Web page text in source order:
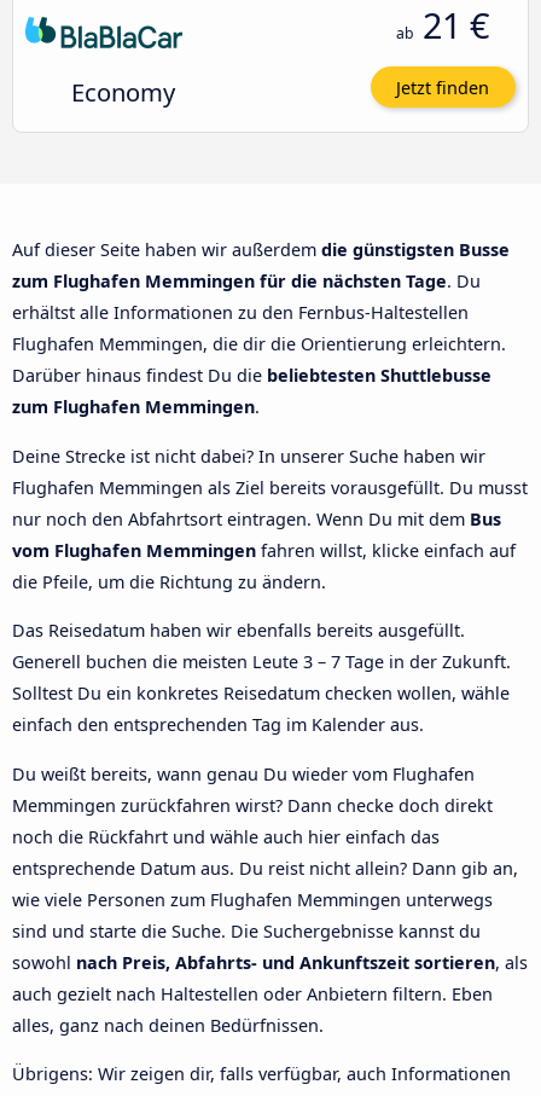
Economy
ab 21 €
Jetzt finden
Auf dieser Seite haben wir außerdem die günstigsten Busse
zum Flughafen Memmingen für die nächsten Tage. Du
erhältst alle Informationen zu den Fernbus-Haltestellen
Flughafen Memmingen, die dir die Orientierung erleichtern.
Darüber hinaus findest Du die beliebtesten Shuttlebusse
zum Flughafen Memmingen.
Deine Strecke ist nicht dabei? In unserer Suche haben wir
Flughafen Memmingen als Ziel bereits vorausgefüllt. Du musst
nur noch den Abfahrtsort eintragen. Wenn Du mit dem Bus
vom Flughafen Memmingen fahren willst, klicke einfach auf
die Pfeile, um die Richtung zu ändern.
Das Reisedatum haben wir ebenfalls bereits ausgefüllt.
Generell buchen die meisten Leute 3 – 7 Tage in der Zukunft.
Solltest Du ein konkretes Reisedatum checken wollen, wähle
einfach den entsprechenden Tag im Kalender aus.
Du weißt bereits, wann genau Du wieder vom Flughafen
Memmingen zurückfahren wirst? Dann checke doch direkt
noch die Rückfahrt und wähle auch hier einfach das
entsprechende Datum aus. Du reist nicht allein? Dann gib an,
wie viele Personen zum Flughafen Memmingen unterwegs
sind und starte die Suche. Die Suchergebnisse kannst du
sowohl nach Preis, Abfahrts- und Ankunftszeit sortieren, als
auch gezielt nach Haltestellen oder Anbietern filtern. Eben
alles, ganz nach deinen Bedürfnissen.
Übrigens: Wir zeigen dir, falls verfügbar, auch Informationen